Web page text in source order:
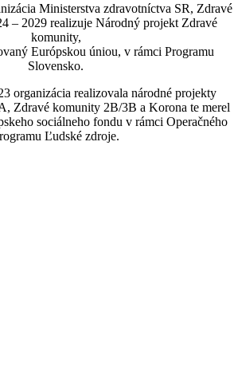
Ministerstva zdravotníctva SR, Zdravé
– 2029 realizuje Národný projekt Zdravé
komunity,
Európskou úniou, v rámci Programu
Slovensko.
organizácia realizovala národné projekty
Zdravé komunity 2B/3B a Korona te merel
sociálneho fondu v rámci Operačného
Ľudské zdroje.